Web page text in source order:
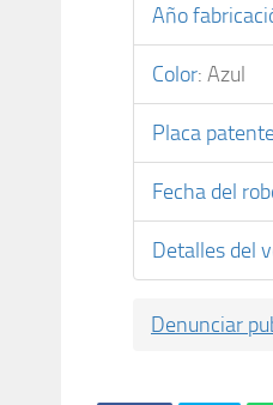
Año
Color: Azul
Placa
Fecha del
Detalles del
Denunciar